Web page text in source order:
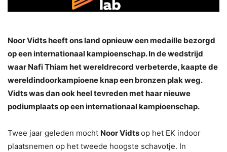
Noor Vidts heeft ons land opnieuw een medaille bezorgd
op een internationaal kampioenschap. In de wedstrijd
waar Nafi Thiam het wereldrecord verbeterde, kaapte de
wereldindoorkampioene knap een bronzen plak weg.
Vidts was dan ook heel tevreden met haar nieuwe
podiumplaats op een internationaal kampioenschap.
Twee jaar geleden mocht Noor Vidtsop het EK indoor
plaatsnemen op het tweede hoogste schavotje. In